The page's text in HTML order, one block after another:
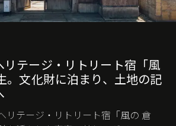
リテージ・リトリート宿「風
。文化財に泊まり、土地の記
リテージ・リトリート宿「風の 倉